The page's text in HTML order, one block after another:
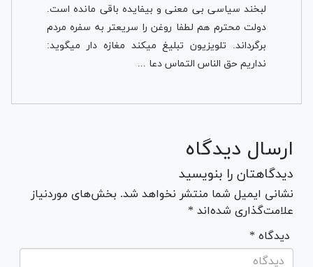
لبخند سیاسی بی معنی و بیفایده باقی مانده است.
دولت محترم هم لطفا روغن را سریعتر به سفره مردم
برگرداند. تلویزیون تبلیغ میکند مغازه دار میگوید:
نداریم حق الناس التماس دعا ...
ارسال دیدگاه
دیدگاهتان را بنویسید
نشانی ایمیل شما منتشر نخواهد شد. بخش‌های موردنیاز
علامت‌گذاری شده‌اند *
* دیدگاه